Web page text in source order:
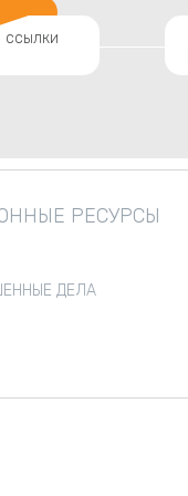
ссылки
РЕСУРСЫ
ДЕЛА